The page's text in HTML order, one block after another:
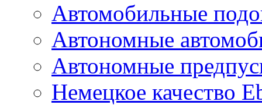
Автомобильные
Автономные
Автономные
Немецкое качество